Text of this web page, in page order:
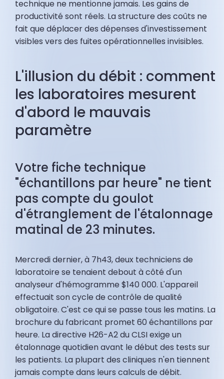
technique ne mentionne jamais. Les gains de
productivité sont réels. La structure des coûts ne
fait que déplacer des dépenses d'investissement
visibles vers des fuites opérationnelles invisibles.
L'illusion du débit : comment
les laboratoires mesurent
d'abord le mauvais
paramètre
Votre fiche technique
"échantillons par heure" ne tient
pas compte du goulot
d'étranglement de l'étalonnage
matinal de 23 minutes.
Mercredi dernier, à 7h43, deux techniciens de
laboratoire se tenaient debout à côté d'un
analyseur d'hémogramme $140 000. L'appareil
effectuait son cycle de contrôle de qualité
obligatoire. C'est ce qui se passe tous les matins. La
brochure du fabricant promet 60 échantillons par
heure. La directive H26-A2 du CLSI exige un
étalonnage quotidien avant le début des tests sur
les patients. La plupart des cliniques n'en tiennent
jamais compte dans leurs calculs de débit.